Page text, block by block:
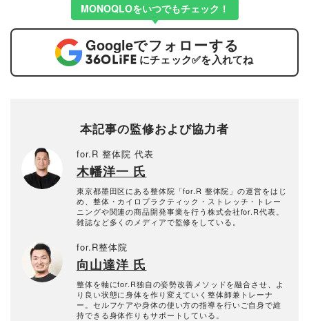
MONOQLOをいつでもチェック！
Googleでフォローする
にチェック✅を入れてね
本記事の監修および協力者
for.R 整体院 代表
木幡洋一 氏
東京都墨田区にある整体院「for.R 整体院」の運営をはじ
め、整体・カイロプラクティック・ストレッチ・トレー
ニングや関連の商品開発事業を行う株式会社for.R代表。
雑誌など多くのメディアで監修をしている。
for.R整体院
向山達洋 氏
整体を軸にfor.R独自の姿勢改善メソッドを融合させ、よ
り良い状態に身体を作り変えていく整体師兼トレーナ
ー。セルフケアや身体の使い方の指導を行いご自身で維
持できる身体作りもサポートしている。